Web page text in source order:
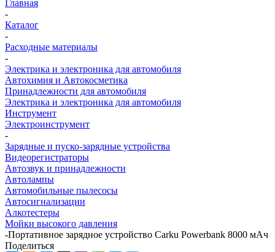
Главная
-
Каталог
-
Расходные материалы
-
Электрика и электроника для автомобиля
Автохимия и Автокосметика
Принадлежности для автомобиля
Электрика и электроника для автомобиля
Инструмент
Электроинструмент
-
Зарядные и пуско-зарядные устройства
Видеорегистраторы
Автозвук и принадлежности
Автолампы
Автомобильные пылесосы
Автосигнализации
Алкотестеры
Мойки высокого давления
-Портативное зарядное устройство Carku Powerbank 8000 мАч
Поделиться